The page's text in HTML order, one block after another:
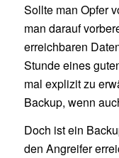
Sollte man Opfer
man darauf
erreichbaren
Stunde eines
mal explizit zu
Backup, wenn
Doch ist ein
den Angreifer